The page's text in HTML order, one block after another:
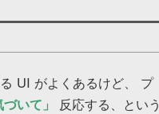
UI がよくあるけど、 プ
いて」
反応する、という